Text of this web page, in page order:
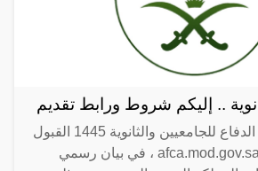
.. إليكم شروط ورابط تقديم
رابط تقديم وزارة الدفاع للجامعيين والثانوية 1445 القبول
الموحد عبر بوابة afca.mod.gov.sa ، في بيان رسمي